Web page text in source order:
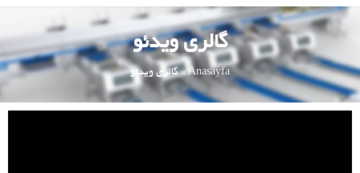
گالری ویدئو
Anasayfa
»گالری ویدئو